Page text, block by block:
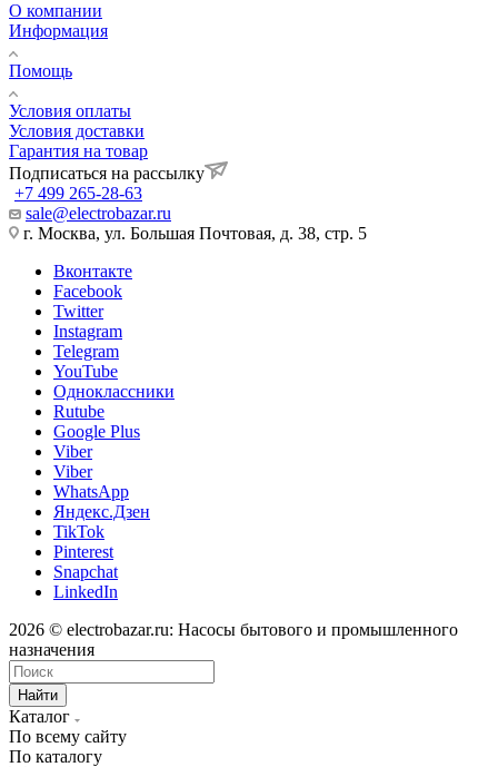
О компании
Информация
Помощь
Условия оплаты
Условия доставки
Гарантия на товар
Подписаться на рассылку
+7 499 265-28-63
sale@electrobazar.ru
г. Москва, ул. Большая Почтовая, д. 38, стр. 5
Вконтакте
Facebook
Twitter
Instagram
Telegram
YouTube
Одноклассники
Rutube
Google Plus
Viber
Viber
WhatsApp
Яндекс.Дзен
TikTok
Pinterest
Snapchat
LinkedIn
2026 © electrobazar.ru: Насосы бытового и промышленного
назначения
Найти
Каталог
По всему сайту
По каталогу